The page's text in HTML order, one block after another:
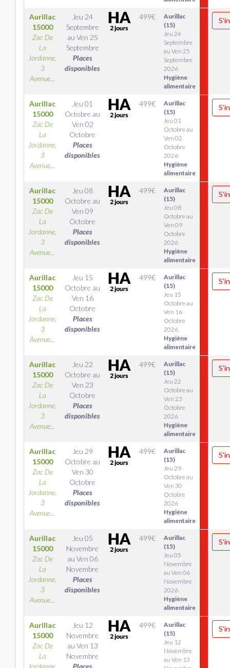
Aurillac
15000
Zac De
La
Jordanne,
3
Avenue...
Jeu 24
Septembre
au Ven 25
Septembre
Places
disponibles
499€
Aurillac
(15)
Jeu 24
Septembre
au Ven 25
Septembre
2026
Hygiène
alimentaire
Aurillac
15000
Zac De
La
Jordanne,
3
Avenue...
Jeu 01
Octobre au
Ven 02
Octobre
Places
disponibles
499€
Aurillac
(15)
Jeu 01
Octobre au
Ven 02
Octobre
2026
Hygiène
alimentaire
Aurillac
15000
Zac De
La
Jordanne,
3
Avenue...
Jeu 08
Octobre au
Ven 09
Octobre
Places
disponibles
499€
Aurillac
(15)
Jeu 08
Octobre au
Ven 09
Octobre
2026
Hygiène
alimentaire
Aurillac
15000
Zac De
La
Jordanne,
3
Avenue...
Jeu 15
Octobre au
Ven 16
Octobre
Places
disponibles
499€
Aurillac
(15)
Jeu 15
Octobre au
Ven 16
Octobre
2026
Hygiène
alimentaire
Aurillac
15000
Zac De
La
Jordanne,
3
Avenue...
Jeu 22
Octobre au
Ven 23
Octobre
Places
disponibles
499€
Aurillac
(15)
Jeu 22
Octobre au
Ven 23
Octobre
2026
Hygiène
alimentaire
Aurillac
15000
Zac De
La
Jordanne,
3
Avenue...
Jeu 29
Octobre au
Ven 30
Octobre
Places
disponibles
499€
Aurillac
(15)
Jeu 29
Octobre au
Ven 30
Octobre
2026
Hygiène
alimentaire
Aurillac
15000
Zac De
La
Jordanne,
3
Avenue...
Jeu 05
Novembre
au Ven 06
Novembre
Places
disponibles
499€
Aurillac
(15)
Jeu 05
Novembre
au Ven 06
Novembre
2026
Hygiène
alimentaire
Aurillac
15000
Zac De
La
Jordanne,
Jeu 12
Novembre
au Ven 13
Novembre
Places
499€
Aurillac
(15)
Jeu 12
Novembre
au Ven 13